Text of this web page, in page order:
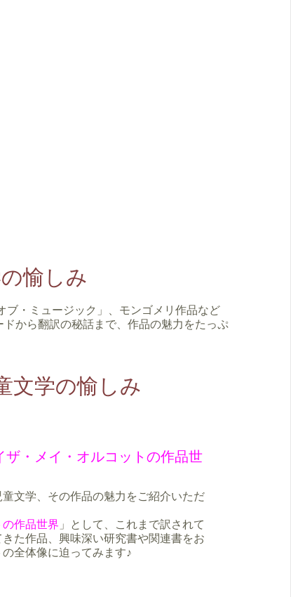
愉しみ
・ミュージック」、モンゴメリ作品など
から翻訳の秘話まで、作品の魅力をたっぷ
文学の愉しみ
・メイ・オルコットの作品世
文学、その作品の魅力をご紹介いただ
作品世界 」として、これまで訳されて
た作品、興味深い研究書や関連書をお
全体像に迫ってみます♪